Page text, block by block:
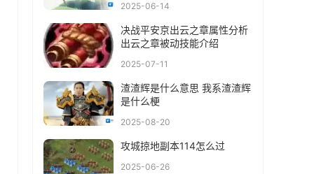
2025-06-14
决战平安京出云之章属性分析
出云之章被动技能介绍
2025-07-11
渣渣辉是什么意思 我系渣渣辉
是什么梗
2025-08-20
攻城掠地副本114怎么过
2025-06-26